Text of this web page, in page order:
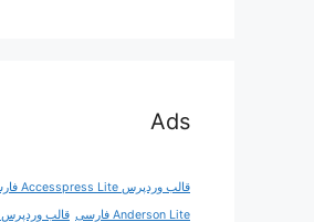
Ads
قالب وردپرس Accesspress Lite فارسی
Anderson Lite فارسی
قالب وردپرس Astra فارسی